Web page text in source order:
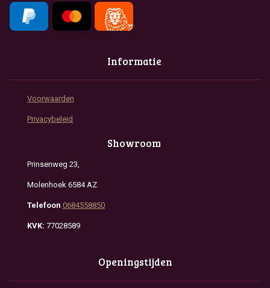
Informatie
Voorwaarden
Privacybeleid
Showroom
Prinsenweg 23,
Molenhoek 6584 AZ
Telefoon 0684558850
KVK: 77028589
Openingstijden